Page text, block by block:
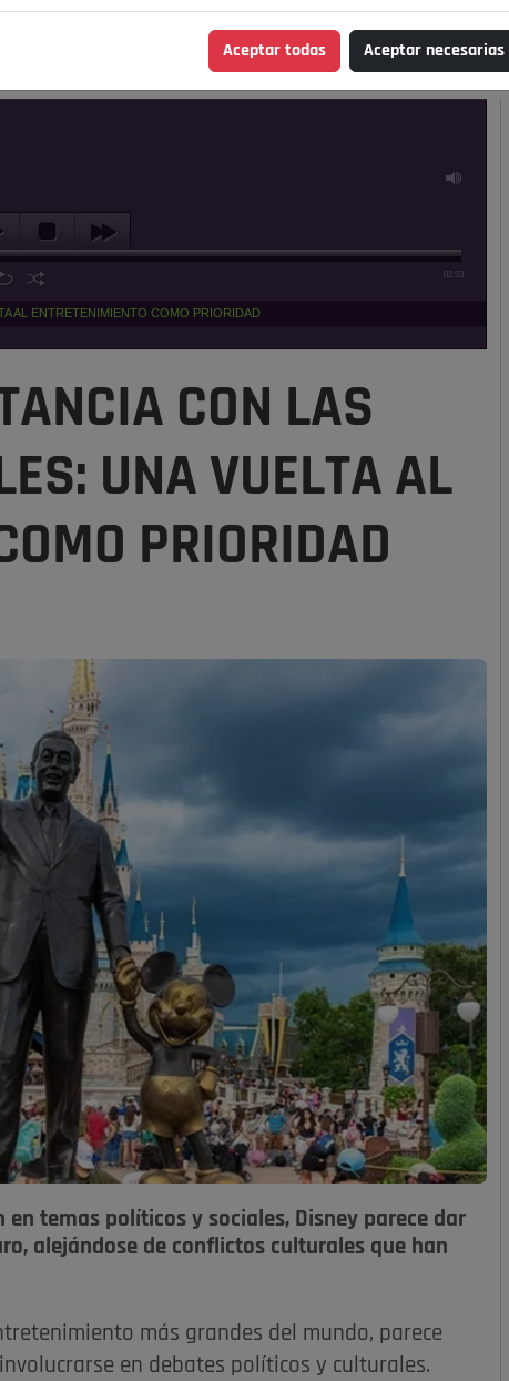
02:53
AL ENTRETENIMIENTO COMO PRIORIDAD
CON LAS
UNA VUELTA AL
PRIORIDAD
temas políticos y sociales, Disney parece dar
alejándose de conflictos culturales que han
más grandes del mundo, parece
en debates políticos y culturales.
Aceptar todas Aceptar necesarias